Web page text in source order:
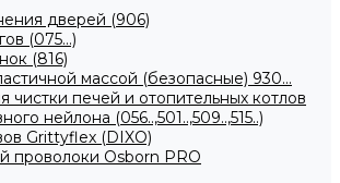
дверей (906)
(075...)
(816)
массой (безопасные) 930...
чистки печей и отопительных котлов
нейлона (056..,501..,509..,515..)
Grittyflex (DIXO)
проволоки Osborn PRO